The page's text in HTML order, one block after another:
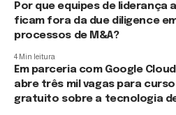
Por que equipes de liderança
ficam fora da due diligence
processos de M&A?
4 Min leitura
Em parceria com Google Cloud,
abre três mil vagas para curso
gratuito sobre a tecnologia